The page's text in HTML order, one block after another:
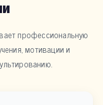
профессиональную
мотивации и